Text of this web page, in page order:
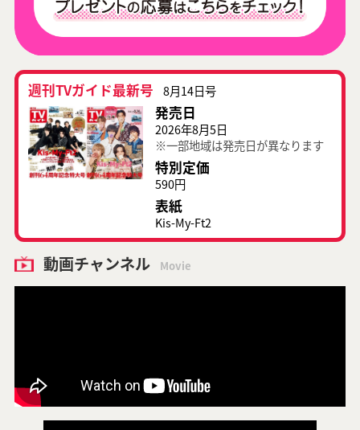
週刊TVガイド最新号 8月14日号
発売日
2026年8月5日
※一部地域は発売日が異なります
特別定価
590円
表紙
Kis-My-Ft2
動画チャンネル Movie